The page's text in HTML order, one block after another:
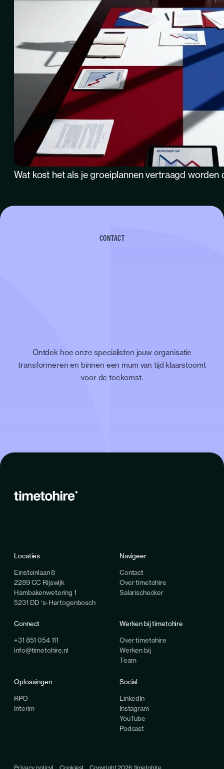
Wat kost het als je groeiplannen vertraagd worden
CONTACT
Ontdek hoe onze specialisten jouw organisatie
transformeren en binnen een mum van tijd klaarstoomt
voor de toekomst.
Locaties
Einsteinlaan 8
2289 CC Rijswijk
Hambakenwetering 1
5231 DD ‘s-Hertogenbosch
Navigeer
Contact
Over timetohire
Salarischecker
Connect
+31 851 054 111
info@timetohire.nl
Werken bij timetohire
Over timetohire
Werken bij
Team
Oplossingen
RPO
Interim
Social
LinkedIn
Instagram
YouTube
Podcast